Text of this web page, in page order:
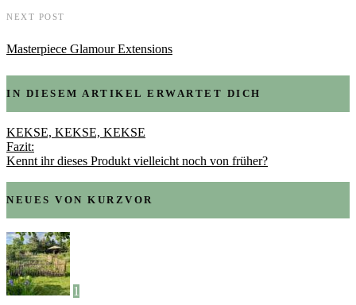
NEXT POST
Masterpiece Glamour Extensions
IN DIESEM ARTIKEL ERWARTET DICH
KEKSE, KEKSE, KEKSE
Fazit:
Kennt ihr dieses Produkt vielleicht noch von früher?
NEUES VON KURZVOR
1